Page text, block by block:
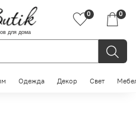
для дома
0 0
Одежда Декор Свет